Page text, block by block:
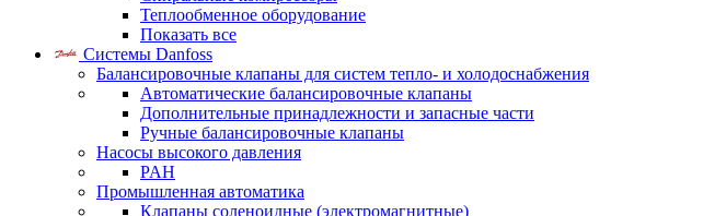
Теплообменное оборудование
Показать все
Системы Danfoss
Балансировочные клапаны для систем тепло- и холодоснабжения
Автоматические балансировочные клапаны
Дополнительные принадлежности и запасные части
Ручные балансировочные клапаны
Насосы высокого давления
PAH
Промышленная автоматика
Клапаны соленоидные (электромагнитные)